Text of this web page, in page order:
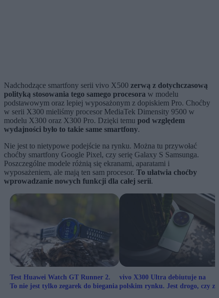
Nadchodzące smartfony serii vivo X500 zerwą z dotychczasową
polityką stosowania tego samego procesora w modelu
podstawowym oraz lepiej wyposażonym z dopiskiem Pro. Choćby
w serii X300 mieliśmy procesor MediaTek Dimensity 9500 w
modelu X300 oraz X300 Pro. Dzięki temu pod względem
wydajności było to takie same smartfony.
Nie jest to nietypowe podejście na rynku. Można tu przywołać
choćby smartfony Google Pixel, czy serię Galaxy S Samsunga.
Poszczególne modele różnią się ekranami, aparatami i
wyposażeniem, ale mają ten sam procesor. To ułatwia choćby
wprowadzanie nowych funkcji dla całej serii.
Test Huawei Watch GT Runner 2.
To nie jest tylko zegarek do biegania
vivo X300 Ultra debiutuje na
polskim rynku. Jest drogo, czy za